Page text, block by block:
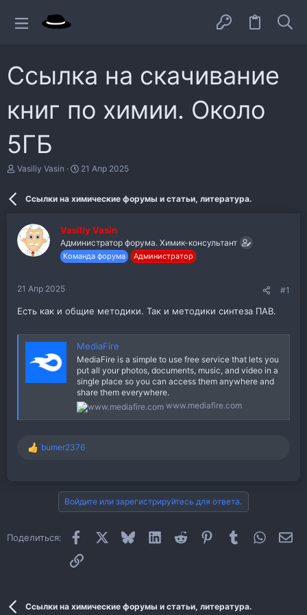
Ссылка на скачивание
книг по химии. Около
5ГБ
А
е
м
ы
Vasiliy Vasin
Д
а
ч
а
л
21 Апр 2025
Ссылки на химические форумы и статьи, литература.
Vasiliy Vasin
Администратор форума. Химик-консультант
Команда форума Администратор
21 Апр 2025 #1
Есть как и общие методики. Так и методики синтеза ПАВ.
MediaFire
MediaFire is a simple to use free service that lets you
put all your photos, documents, music, and video in a
single place so you can access them anywhere and
share them everywhere.
www.mediafire.com
Р
bumer2376
Войдите или зарегистрируйтесь для ответа.
Поделиться: FacebookX (Twitter)
Bluesky LinkedInReddit PinterestTumblr
Ссылка
Ссылки на химические форумы и статьи, литература.